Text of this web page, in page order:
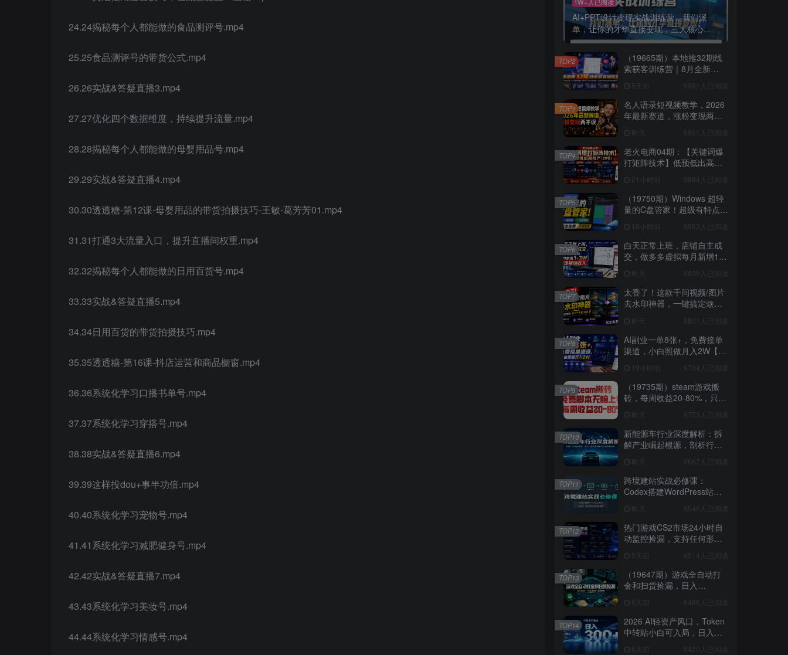
24.24揭秘每个人都能做的食品测评号.mp4
25.25食品测评号的带货公式.mp4
26.26实战&答疑直播3.mp4
27.27优化四个数据维度，持续提升流量.mp4
28.28揭秘每个人都能做的母婴用品号.mp4
29.29实战&答疑直播4.mp4
30.30透透糖-第12课-母婴用品的带货拍摄技巧-王敏-葛芳芳01.mp4
31.31打通3大流量入口，提升直播间权重.mp4
32.32揭秘每个人都能做的日用百货号.mp4
33.33实战&答疑直播5.mp4
34.34日用百货的带货拍摄技巧.mp4
35.35透透糖-第16课-抖店运营和商品橱窗.mp4
36.36系统化学习口播书单号.mp4
37.37系统化学习穿搭号.mp4
38.38实战&答疑直播6.mp4
39.39这样投dou+事半功倍.mp4
40.40系统化学习宠物号.mp4
41.41系统化学习减肥健身号.mp4
42.42实战&答疑直播7.mp4
43.43系统化学习美妆号.mp4
44.44系统化学习情感号.mp4
AI+PPT设计变现实战训练营，我们派
单，让你的才华直接变现，三大核心...
（19665期）本地推32期线
索获客训练营｜8月全新
启动搜索广告素材优化全链
路实操教学
5天前 9981人已阅读
TOP2
名人语录短视频教学，2026
年最新赛道，涨粉变现两不
昨天 9961人已阅读
TOP3
老火电商04期：【关键词爆
打矩阵技术】低预低出高投
21小时前 9884人已阅读
TOP4
（19750期）Windows 超轻
量的C盘管家！超级有特点，
2M大小体积，完全免费 C盘
管家
18小时前 9882人已阅读
TOP5
白天正常上班，店铺自主成
交，做多多虚拟每月新增1-
昨天 9839人已阅读
TOP6
太香了！这款千问视频/图片
去水印神器，一键搞定烦人
器拓展插件
昨天 9801人已阅读
TOP7
AI副业一单8张+，免费接单
渠道，小白照做月入2W【揭
19小时前 9764人已阅读
TOP8
（19735期）steam游戏搬
砖，每周收益20-80%，只需
万，零风险长期做
昨天 9753人已阅读
TOP9
新能源车行业深度解析：拆
解产业崛起根源，剖析行业
昨天 9667人已阅读
TOP10
跨境建站实战必修课：
Codex搭建WordPress站
量阵地
昨天 9546人已阅读
TOP11
热门游戏CS2市场24小时自
动监控捡漏，支持任何形式
手，日入300+【揭秘】
5天前 9514人已阅读
TOP12
（19647期）游戏全自动打
金和扫货捡漏，日入
可做！
6天前 9496人已阅读
TOP13
2026 AI轻资产风口，Token
中转站小白可入局，日入
6天前 9420人已阅读
TOP14